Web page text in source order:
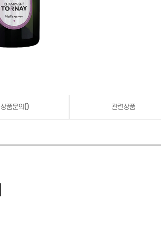
상품문의 () 관련상품